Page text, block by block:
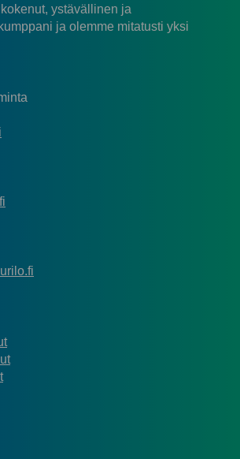
ystävällinen ja
ja olemme mitatusti yksi